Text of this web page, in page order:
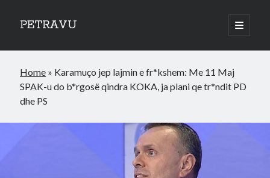
PETRAVU
open
primary
Sidebar
Bank
Credit Cards
Uncategorized
Home » Karamuço jep lajmin e fr*kshem: Me 11 Maj
SPAK-u do b*rgosë qindra KOKA, ja plani qe tr*ndit PD
dhe PS